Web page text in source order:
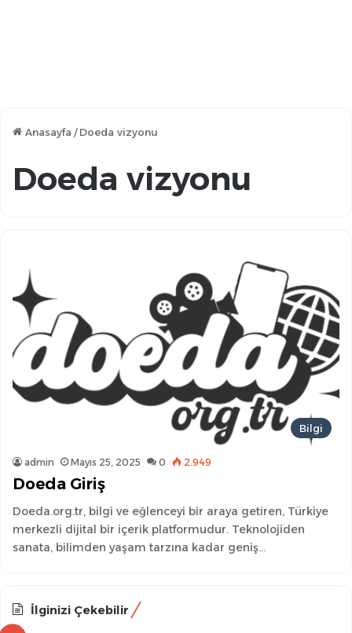
Anasayfa / Doeda vizyonu
Doeda vizyonu
Bilgi
admin Mayıs 25, 2025 0 2.949
Doeda Giriş
Doeda.org.tr, bilgi ve eğlenceyi bir araya getiren, Türkiye
merkezli dijital bir içerik platformudur. Teknolojiden
sanata, bilimden yaşam tarzına kadar geniş…
İlginizi Çekebilir